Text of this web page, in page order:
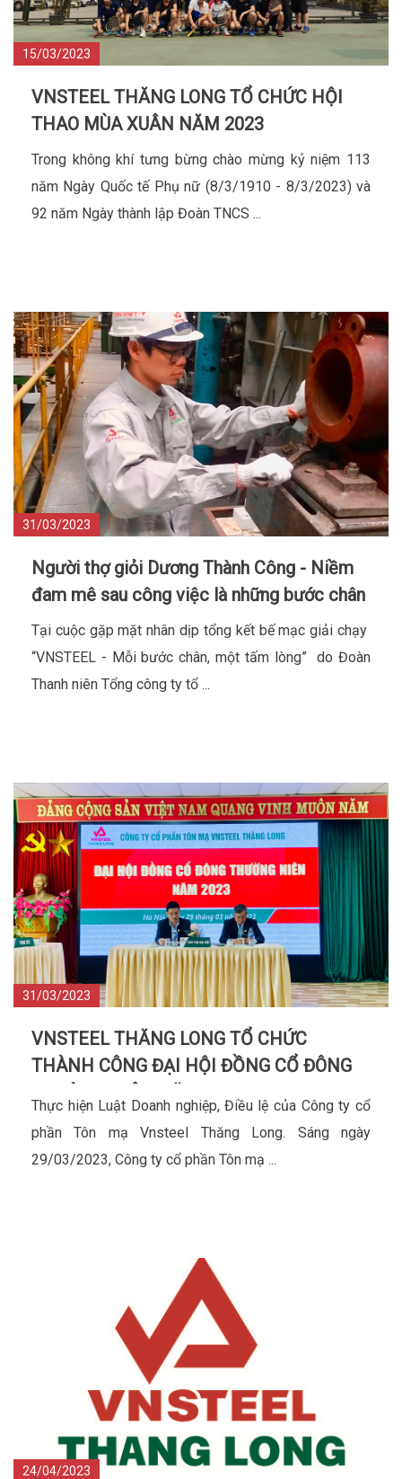
15/03/2023
VNSTEEL THĂNG LONG TỔ CHỨC HỘI
THAO MÙA XUÂN NĂM 2023
Trong không khí tưng bừng chào mừng kỷ niệm 113
năm Ngày Quốc tế Phụ nữ (8/3/1910 - 8/3/2023) và
92 năm Ngày thành lập Đoàn TNCS ...
31/03/2023
Người thợ giỏi Dương Thành Công - Niềm
đam mê sau công việc là những bước chân
Tại cuộc gặp mặt nhân dịp tổng kết bế mạc giải chạy
“VNSTEEL - Mỗi bước chân, một tấm lòng” do Đoàn
Thanh niên Tổng công ty tổ ...
31/03/2023
VNSTEEL THĂNG LONG TỔ CHỨC
THÀNH CÔNG ĐẠI HỘI ĐỒNG CỔ ĐÔNG
Thực hiện Luật Doanh nghiệp, Điều lệ của Công ty cổ
phần Tôn mạ Vnsteel Thăng Long. Sáng ngày
29/03/2023, Công ty cổ phần Tôn mạ ...
24/04/2023